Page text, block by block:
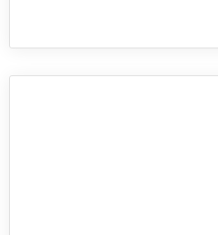
conosciuto e diffuso
prodotto e largamente